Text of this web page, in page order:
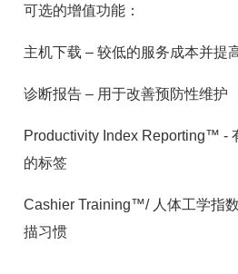
可选的增值功能：
主机下载 – 较低的服务成本并提
诊断报告 – 用于改善预防性维护
Productivity Index Reporting™ -
的标签
Cashier Training™/ 人体工学指
描习惯